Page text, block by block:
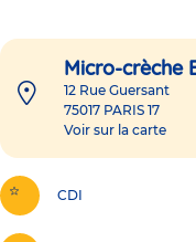
Micro-crèche
12 Rue Guersant
75017 PARIS 17
Voir sur la carte
CDI